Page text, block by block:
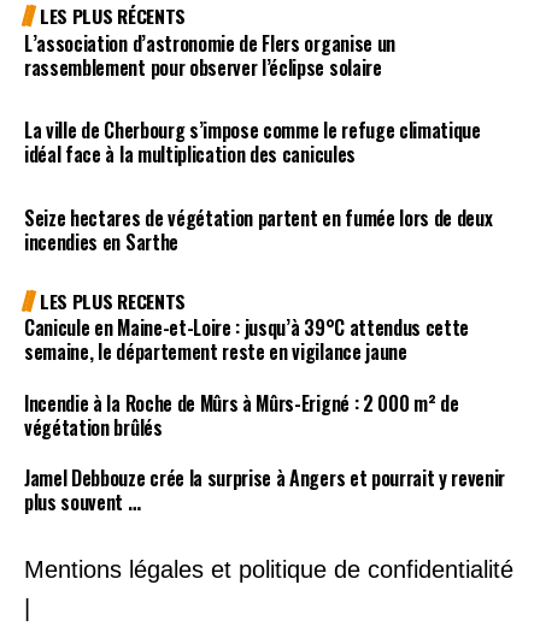
LES PLUS RÉCENTS
L’association d’astronomie de Flers organise un
rassemblement pour observer l’éclipse solaire
La ville de Cherbourg s’impose comme le refuge climatique
idéal face à la multiplication des canicules
Seize hectares de végétation partent en fumée lors de deux
incendies en Sarthe
LES PLUS RECENTS
Canicule en Maine-et-Loire : jusqu’à 39°C attendus cette
semaine, le département reste en vigilance jaune
Incendie à la Roche de Mûrs à Mûrs-Erigné : 2 000 m² de
végétation brûlés
Jamel Debbouze crée la surprise à Angers et pourrait y revenir
plus souvent …
Mentions légales et politique de confidentialité